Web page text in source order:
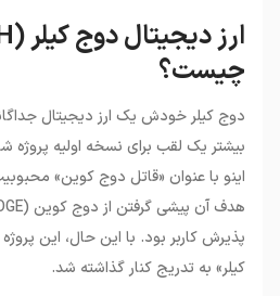
چیست؟
دوج کیلر خودش یک ارز دیجیتال
اینو با عنوان «قاتل دوج کوین»
پذیرش کاربر بود. با این حال، این
کیلر» به تدریج کنار گذاشته شد.